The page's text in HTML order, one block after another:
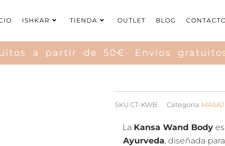
ISHKAR TIENDA OUTLET BLOG
a partir de 50€· Envíos
SKU CT-KWB Categoría
La Kansa Wand Body
Ayurveda, diseñada